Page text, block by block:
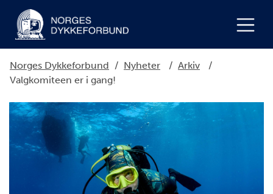
Norges Dykkeforbund / Nyheter / Arkiv
/
Valgkomiteen er i gang!